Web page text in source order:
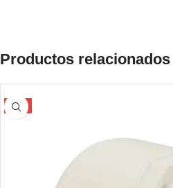
Productos relacionados
-5%